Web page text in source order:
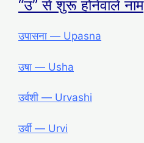
“उ” से शुरू होनेवाले नाम
उपासना ― Upasna
उषा ― Usha
उर्वशी ― Urvashi
उर्वी ― Urvi